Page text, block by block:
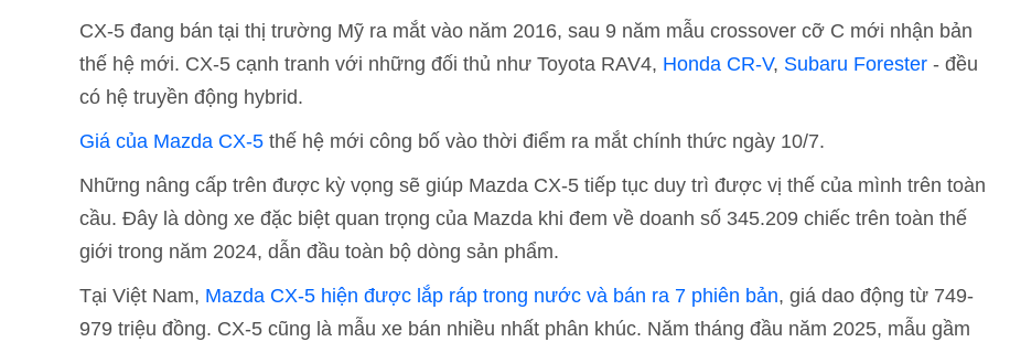
CX-5 đang bán tại thị trường Mỹ ra mắt vào năm 2016, sau 9 năm mẫu crossover cỡ C mới nhận bản
thế hệ mới. CX-5 cạnh tranh với những đối thủ như Toyota RAV4, Honda CR-V, Subaru Forester - đều
có hệ truyền động hybrid.
Giá của Mazda CX-5 thế hệ mới công bố vào thời điểm ra mắt chính thức ngày 10/7.
Những nâng cấp trên được kỳ vọng sẽ giúp Mazda CX-5 tiếp tục duy trì được vị thế của mình trên toàn
cầu. Đây là dòng xe đặc biệt quan trọng của Mazda khi đem về doanh số 345.209 chiếc trên toàn thế
giới trong năm 2024, dẫn đầu toàn bộ dòng sản phẩm.
Tại Việt Nam, Mazda CX-5 hiện được lắp ráp trong nước và bán ra 7 phiên bản, giá dao động từ 749-
979 triệu đồng. CX-5 cũng là mẫu xe bán nhiều nhất phân khúc. Năm tháng đầu năm 2025, mẫu gầm